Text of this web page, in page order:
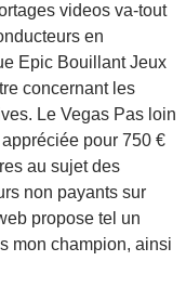
videos va-tout
en
Epic Bouillant Jeux
concernant les
Le Vegas Pas loin
pour 750 €
au sujet des
non payants sur
propose tel un
mon champion, ainsi